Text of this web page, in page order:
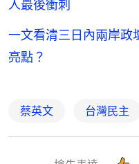
人最後衝刺
一文看清三日內兩岸
亮點？
蔡英文 台灣民主